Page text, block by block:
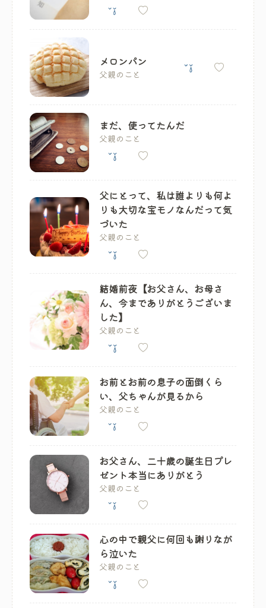
メロンパン
父親のこと
まだ、使ってたんだ
父親のこと
父にとって、私は誰よりも何よ
りも大切な宝モノなんだって気
づいた
父親のこと
結婚前夜【お父さん、お母さ
ん、今までありがとうございま
した】
父親のこと
お前とお前の息子の面倒くら
い、父ちゃんが見るから
父親のこと
お父さん、二十歳の誕生日プレ
ゼント本当にありがとう
父親のこと
心の中で親父に何回も謝りなが
ら泣いた
父親のこと